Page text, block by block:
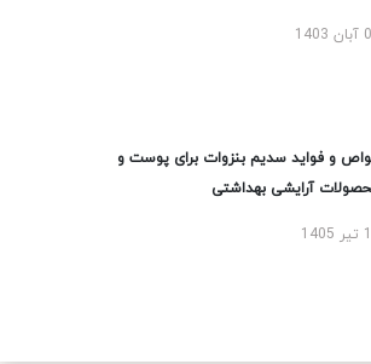
و فواید سدیم بنزوات برای پوست و
آرایشی بهداشتی